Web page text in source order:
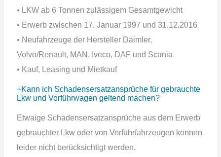
• LKW ab 6 Tonnen zulässigem Gesamtgewicht
• Erwerb zwischen 17. Januar 1997 und 31.12.2016
• Neufahrzeuge der Hersteller Daimler,
Volvo/Renault, MAN, Iveco, DAF und Scania
• Kauf, Leasing und Mietkauf
Kann ich Schadensersatzansprüche für gebrauchte
Lkw und Vorführwagen geltend machen?
Etwaige Schadensersatzansprüche aus dem Erwerb
gebrauchter Lkw oder von Vorführfahrzeugen können
leider nicht berücksichtigt werden.